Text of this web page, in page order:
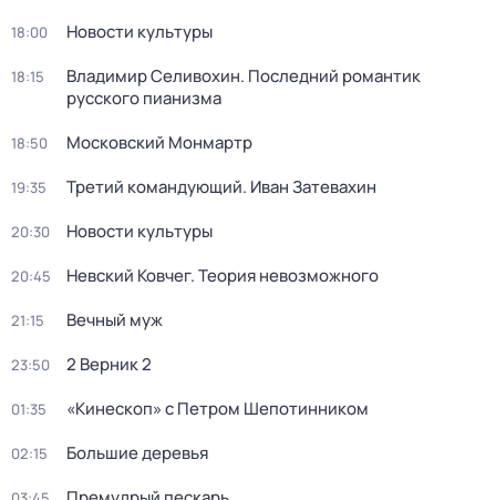
18:00 Новости культуры
18:15
Владимир Селивохин. Последний романтик
русского пианизма
18:50 Московский Монмартр
19:35 Третий командующий. Иван Затевахин
20:30 Новости культуры
20:45 Невский Ковчег. Теория невозможного
21:15 Вечный муж
23:50 2 Верник 2
01:35 «Кинескоп» с Петром Шепотинником
02:15 Большие деревья